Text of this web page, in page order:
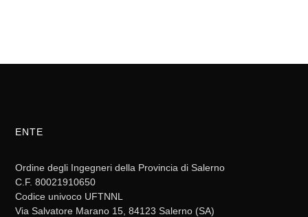
ENTE
Ordine degli Ingegneri della Provincia di Salerno
C.F. 80021910650
Codice univoco UFTNNL
Via Salvatore Marano 15, 84123 Salerno (SA)